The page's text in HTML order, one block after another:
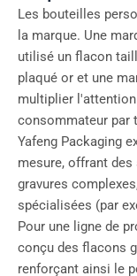
Les bouteilles
la marque. Une
utilisé un flacon
plaqué or et une
multiplier
consommateur par
Yafeng Packaging
mesure, offrant
gravures
spécialisées (par
Pour une ligne de
conçu des flacons
renforçant ainsi le